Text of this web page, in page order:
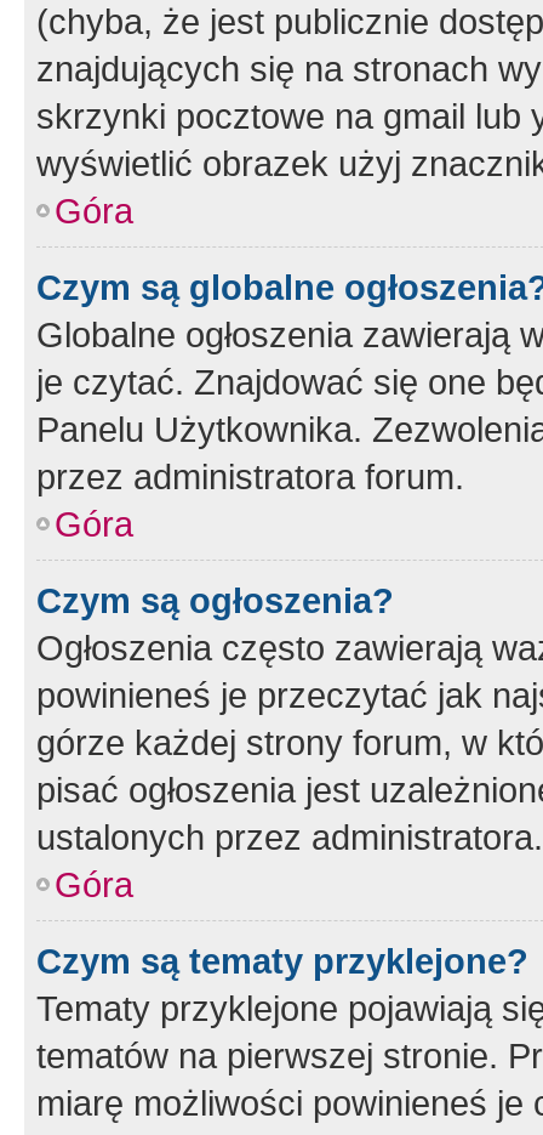
(chyba, że jest publicznie
znajdujących się na stronach
skrzynki pocztowe na gmail lub
wyświetlić obrazek użyj
Góra
Czym są globalne
Globalne ogłoszenia zawierają
je czytać. Znajdować się one
Panelu Użytkownika.
przez administratora forum.
Góra
Czym są ogłoszenia?
Ogłoszenia często zawierają
powinieneś je przeczytać jak
górze każdej strony forum, w
pisać ogłoszenia jest
ustalonych przez administratora.
Góra
Czym są tematy przyklejone?
Tematy przyklejone pojawiają
tematów na pierwszej stronie.
miarę możliwości powinieneś je